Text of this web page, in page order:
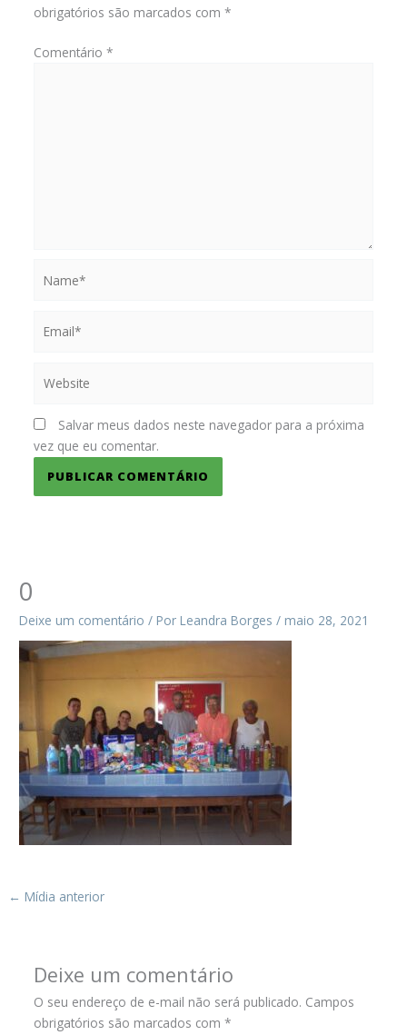
obrigatórios são marcados com *
Comentário *
Salvar meus dados neste navegador para a próxima
vez que eu comentar.
0
Deixe um comentário / Por Leandra Borges/ maio 28, 2021
← Mídia anterior
Deixe um comentário
O seu endereço de e-mail não será publicado. Campos
obrigatórios são marcados com *